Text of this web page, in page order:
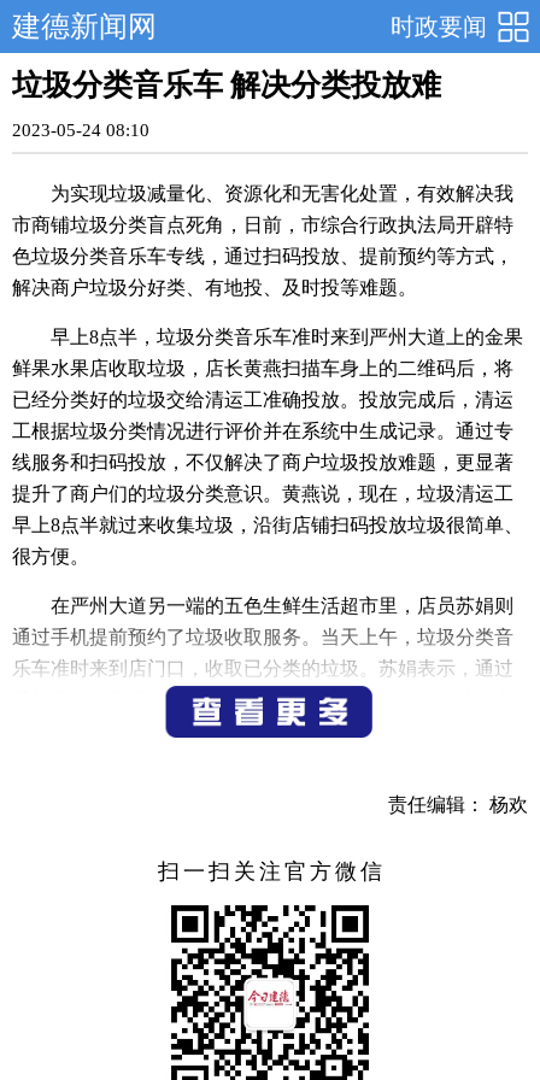
时政要闻
建德新闻网
垃圾分类音乐车 解决分类投放难
2023-05-24 08:10
为实现垃圾减量化、资源化和无害化处置，有效解决我
市商铺垃圾分类盲点死角，日前，市综合行政执法局开辟特
色垃圾分类音乐车专线，通过扫码投放、提前预约等方式，
解决商户垃圾分好类、有地投、及时投等难题。
早上8点半，垃圾分类音乐车准时来到严州大道上的金果
鲜果水果店收取垃圾，店长黄燕扫描车身上的二维码后，将
已经分类好的垃圾交给清运工准确投放。投放完成后，清运
工根据垃圾分类情况进行评价并在系统中生成记录。通过专
线服务和扫码投放，不仅解决了商户垃圾投放难题，更显著
提升了商户们的垃圾分类意识。黄燕说，现在，垃圾清运工
早上8点半就过来收集垃圾，沿街店铺扫码投放垃圾很简单、
很方便。
在严州大道另一端的五色生鲜生活超市里，店员苏娟则
通过手机提前预约了垃圾收取服务。当天上午，垃圾分类音
乐车准时来到店门口，收取已分类的垃圾。苏娟表示，通过
手机预约垃圾投放，不用担心垃圾没有地方摆放，真的很方
车辆专线，主要针对主城区沿街商户1237户，收集各类垃圾
市综合行政执法局相关负责人表示，此举主要考虑到一
些沿街商户午饭后和傍晚边的垃圾投放，和正常的定时定点
分类投放时间不相匹配问题，推出了垃圾分类音乐车来收集
垃圾，很多商户对这项工作非常支持。接下来，该局将对支
持垃圾分类的商户和居民进行积分奖励，鼓励更多商户和居
责任编辑： 杨欢
扫一扫关注官方微信